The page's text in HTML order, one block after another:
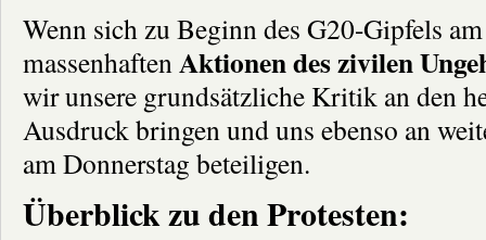
Wenn sich zu Beginn des G20-Gipfels
massenhaften Aktionen des zivilen
wir unsere grundsätzliche Kritik an den
Ausdruck bringen und uns ebenso an
am Donnerstag beteiligen.
Überblick zu den Protesten: